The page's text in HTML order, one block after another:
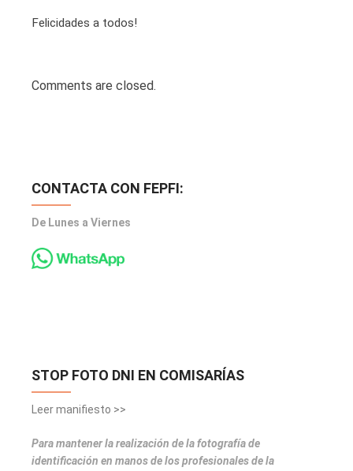
Felicidades a todos!
Comments are closed.
CONTACTA CON FEPFI:
De Lunes a Viernes
STOP FOTO DNI EN COMISARÍAS
Leer manifiesto >>
Para mantener la realización de la fotografía de
identificación en manos de los profesionales de la